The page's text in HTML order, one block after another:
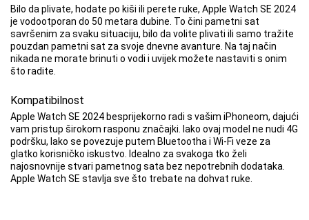
Bilo da plivate, hodate po kiši ili perete ruke, Apple Watch SE 2024
je vodootporan do 50 metara dubine. To čini pametni sat
savršenim za svaku situaciju, bilo da volite plivati ​​ili samo tražite
pouzdan pametni sat za svoje dnevne avanture. Na taj način
nikada ne morate brinuti o vodi i uvijek možete nastaviti s onim
što radite.
Kompatibilnost
Apple Watch SE 2024 besprijekorno radi s vašim iPhoneom, dajući
vam pristup širokom rasponu značajki. Iako ovaj model ne nudi 4G
podršku, lako se povezuje putem Bluetootha i Wi-Fi veze za
glatko korisničko iskustvo. Idealno za svakoga tko želi
najosnovnije stvari pametnog sata bez nepotrebnih dodataka.
Apple Watch SE stavlja sve što trebate na dohvat ruke.